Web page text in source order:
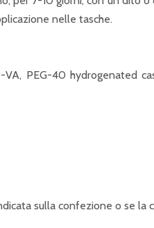
nelle tasche.
PEG-40 hydrogenated
sulla confezione o se la